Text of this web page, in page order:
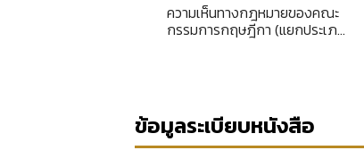
ความเห็นทางกฎหมายของคณะ
กรรมการกฤษฎีกา (แยกประเภท)
ข้อมูลระเบียบหนังสือ